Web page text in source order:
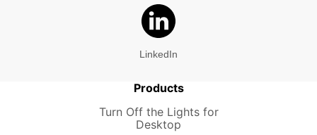
LinkedIn
Products
Turn Off the Lights for
Desktop